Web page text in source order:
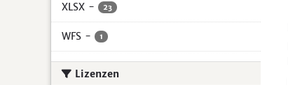
XLSX - 23
WFS - 1
Lizenzen